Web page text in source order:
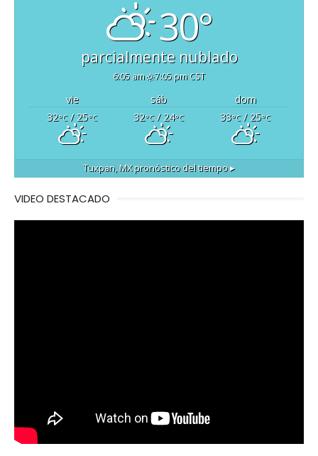
30°
parcialmente nublado
6:05 am 7:05 pm CST
vie sáb
dom
32°C/ 25°C 32°C/ 24°C 33°C/ 25°C
Tuxpan, MXpronóstico del tiempo ▸
VIDEO DESTACADO